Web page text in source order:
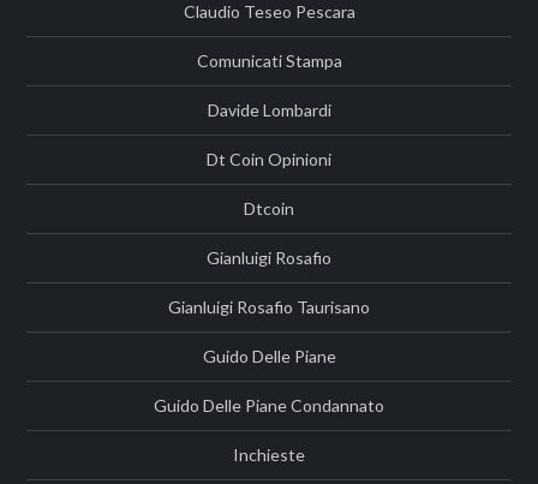
Claudio Teseo Pescara
Comunicati Stampa
Davide Lombardi
Dt Coin Opinioni
Dtcoin
Gianluigi Rosafio
Gianluigi Rosafio Taurisano
Guido Delle Piane
Guido Delle Piane Condannato
Inchieste